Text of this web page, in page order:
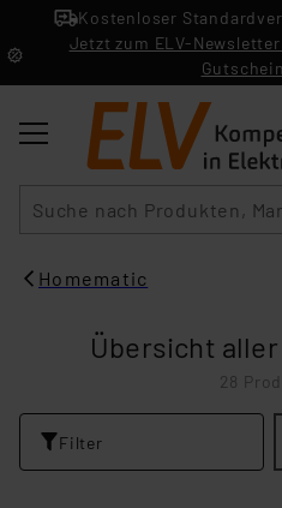
Kostenloser
Jetzt zum ELV-
Homematic
Übersicht
28
Filter